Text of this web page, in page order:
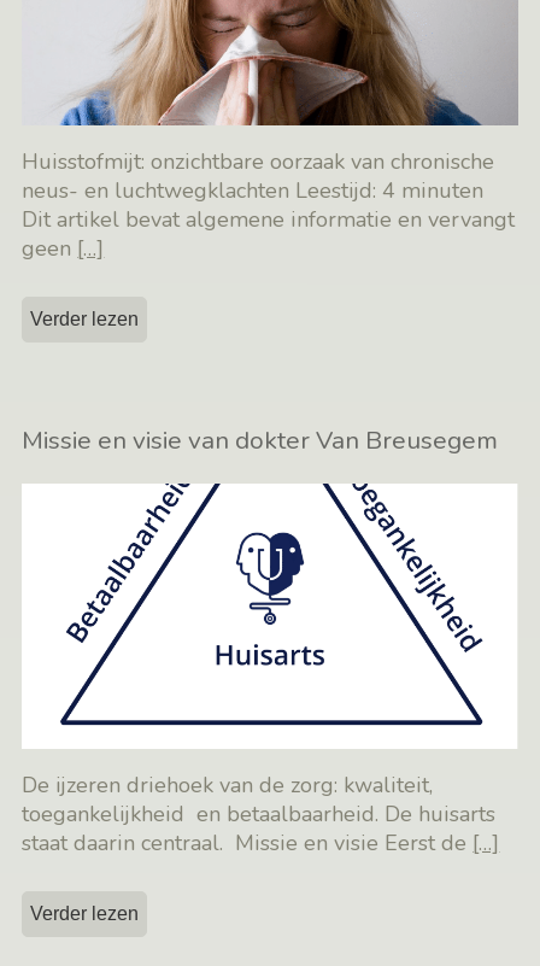
Huisstofmijt: onzichtbare oorzaak van chronische
neus- en luchtwegklachten Leestijd: 4 minuten
Dit artikel bevat algemene informatie en vervangt
geen […]
Verder lezen
Missie en visie van dokter Van Breusegem
De ijzeren driehoek van de zorg: kwaliteit,
toegankelijkheid en betaalbaarheid. De huisarts
staat daarin centraal. Missie en visie Eerst de […]
Verder lezen